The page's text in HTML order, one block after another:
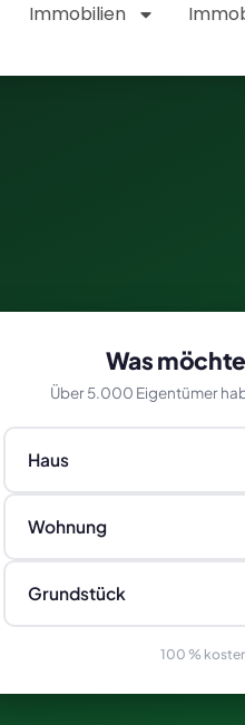
Immobilien
Was
Über 5.000 Eigentümer
Haus
Wohnung
Grundstück
100 %